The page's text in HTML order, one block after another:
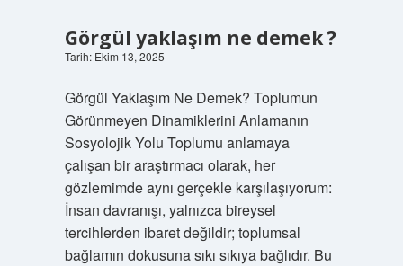
Görgül yaklaşım ne demek ?
Tarih: Ekim 13, 2025
Görgül Yaklaşım Ne Demek? Toplumun
Görünmeyen Dinamiklerini Anlamanın
Sosyolojik Yolu Toplumu anlamaya
çalışan bir araştırmacı olarak, her
gözlemimde aynı gerçekle karşılaşıyorum:
İnsan davranışı, yalnızca bireysel
tercihlerden ibaret değildir; toplumsal
bağlamın dokusuna sıkı sıkıya bağlıdır. Bu